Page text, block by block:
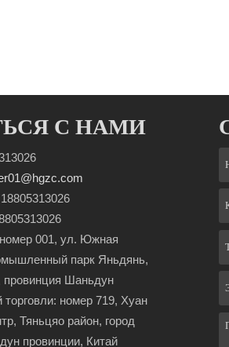
С НАМИ
001, ул. Южная
парк Яньдянь,
провинция Шаньдун
номер 719, Хуан
Тяньцяо район, город
провинции, Китай